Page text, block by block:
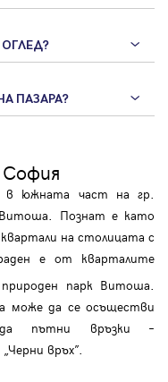
ПАЗАРА?
в южната част на гр.
Познат е като
на столицата с
е от кварталите
парк Витоша.
може да се осъществи
пътни връзки –
връх”.